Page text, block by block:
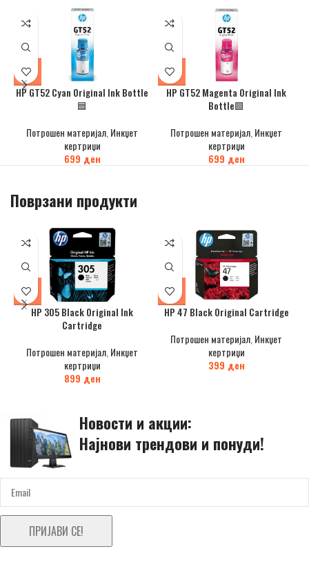
HP GT52 Cyan Original Ink Bottle
🟦
Потрошен материјал Инкџет
кертриџи
699 ден
HP GT52 Magenta Original Ink
Bottle🟪
Потрошен материјал Инкџет
кертриџи
699 ден
Поврзани продукти
HP 305 Black Original Ink
Cartridge
Потрошен материјал Инкџет
кертриџи
899 ден
HP 47 Black Original Cartridge
Потрошен материјал Инкџет
кертриџи
399 ден
Новости и акции:
Најнови трендови и понуди!
ПРИЈАВИ СЕ!